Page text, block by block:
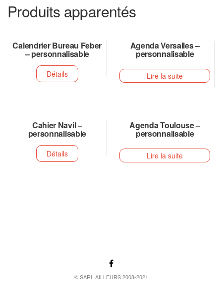
Produits apparentés
Calendrier Bureau Feber
– personnalisable
Détails
Agenda Versalles –
personnalisable
Lire la suite
Cahier Navil –
personnalisable
Détails
Agenda Toulouse –
personnalisable
Lire la suite
© SARL AILLEURS 2008-2021